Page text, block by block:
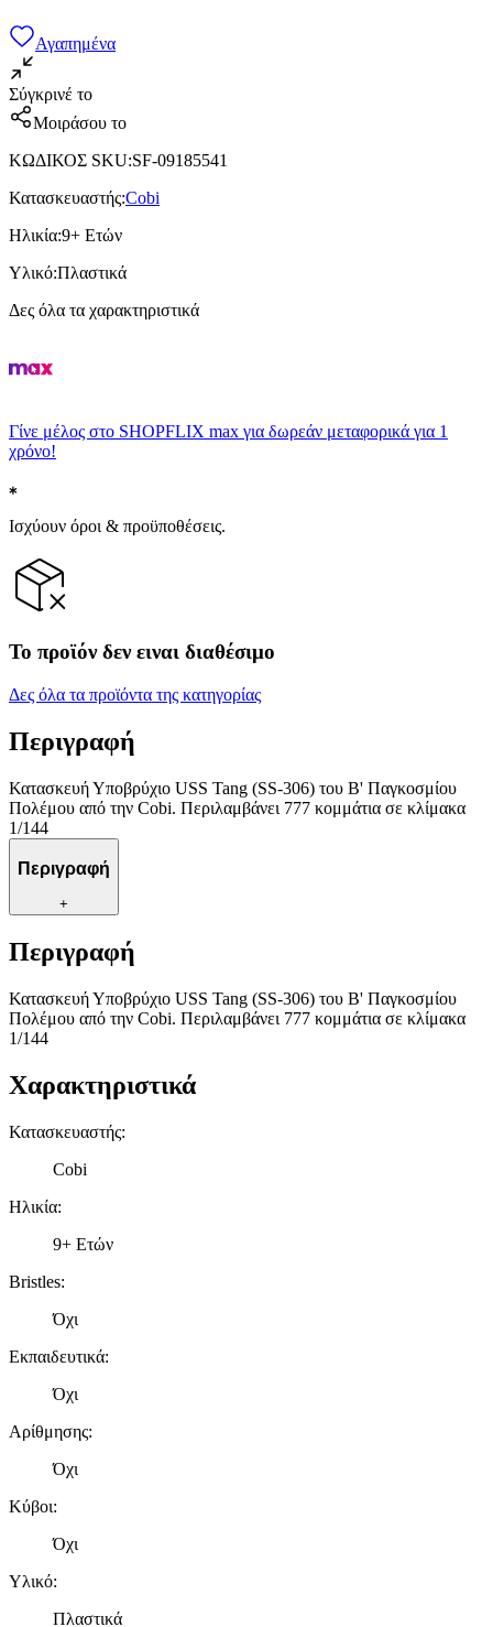
Αγαπημένα
Σύγκρινέ το
Μοιράσου το
ΚΩΔΙΚΟΣ SKU:SF-09185541
Κατασκευαστής:Cobi
Ηλικία:9+ Ετών
Υλικό:Πλαστικά
Δες όλα τα χαρακτηριστικά
Γίνε μέλος στο SHOPFLIX max για δωρεάν μεταφορικά για 1
χρόνο!
Ισχύουν όροι & προϋποθέσεις.
Το προϊόν δεν ειναι διαθέσιμο
Δες όλα τα προϊόντα της κατηγορίας
Περιγραφή
Κατασκευή Υποβρύχιο USS Tang (SS-306) του Β' Παγκοσμίου
Πολέμου από την Cobi. Περιλαμβάνει 777 κομμάτια σε κλίμακα
1/144
Περιγραφή
+
Περιγραφή
Κατασκευή Υποβρύχιο USS Tang (SS-306) του Β' Παγκοσμίου
Πολέμου από την Cobi. Περιλαμβάνει 777 κομμάτια σε κλίμακα
1/144
Χαρακτηριστικά
Κατασκευαστής:
Cobi
Ηλικία:
9+ Ετών
Bristles:
Όχι
Εκπαιδευτικά:
Όχι
Αρίθμησης:
Όχι
Κύβοι:
Όχι
Υλικό:
Πλαστικά